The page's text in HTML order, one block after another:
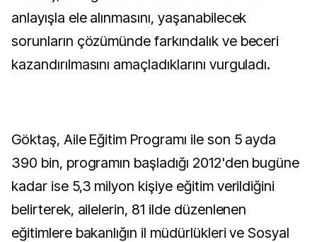
anlayışla ele alınmasını, yaşanabilecek
sorunların çözümünde farkındalık ve beceri
kazandırılmasını amaçladıklarını vurguladı.
Göktaş, Aile Eğitim Programı ile son 5 ayda
390 bin, programın başladığı 2012'den bugüne
kadar ise 5,3 milyon kişiye eğitim verildiğini
belirterek, ailelerin, 81 ilde düzenlenen
eğitimlere bakanlığın il müdürlükleri ve Sosyal